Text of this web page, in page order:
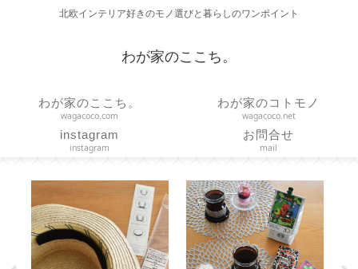
北欧インテリア好きのモノ選びと暮らしのワンポイント
わが家のここち。
わが家のここち。
wagacoco.com
わが家のコトモノ
wagacoco.net
instagram
instagram
お問合せ
mail